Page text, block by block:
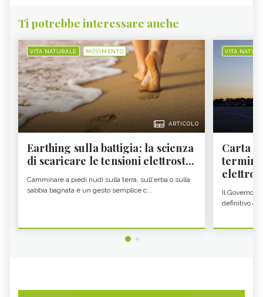
Ti potrebbe interessare anche
VITA NATURALE MOVIMENTO
ARTICOLO
Earthing sulla battigia: la scienza
di scaricare le tensioni elettrost...
Camminare a piedi nudi sulla terra, sull'erba o sulla
sabbia bagnata è un gesto semplice c...
VITA
Carta
Il Governo
definitivo